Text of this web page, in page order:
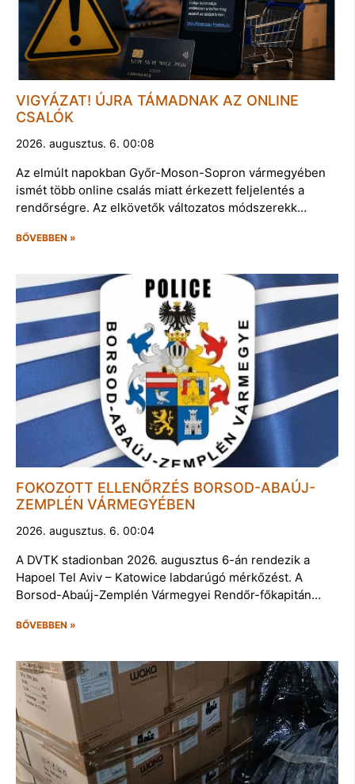
VIGYÁZAT! ÚJRA TÁMADNAK AZ ONLINE
CSALÓK
2026. augusztus. 6. 00:08
Az elmúlt napokban Győr-Moson-Sopron vármegyében
ismét több online csalás miatt érkezett feljelentés a
rendőrségre. Az elkövetők változatos módszerekk…
BŐVEBBEN »
FOKOZOTT ELLENŐRZÉS BORSOD-ABAÚJ-
ZEMPLÉN VÁRMEGYÉBEN
2026. augusztus. 6. 00:04
A DVTK stadionban 2026. augusztus 6-án rendezik a
Hapoel Tel Aviv – Katowice labdarúgó mérkőzést. A
Borsod-Abaúj-Zemplén Vármegyei Rendőr-főkapitán…
BŐVEBBEN »